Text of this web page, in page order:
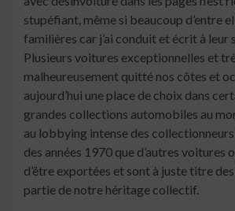
stupéfiant, même si beaucoup d’entre
familières car j’ai conduit et écrit à leur
Plusieurs voitures exceptionnelles et
malheureusement quitté nos côtes et
aujourd’hui une place de choix dans
grandes collections automobiles au
au lobbying intense des
des années 1970 que d’autres voitures
d’être exportées et sont à juste titre
partie de notre héritage collectif.